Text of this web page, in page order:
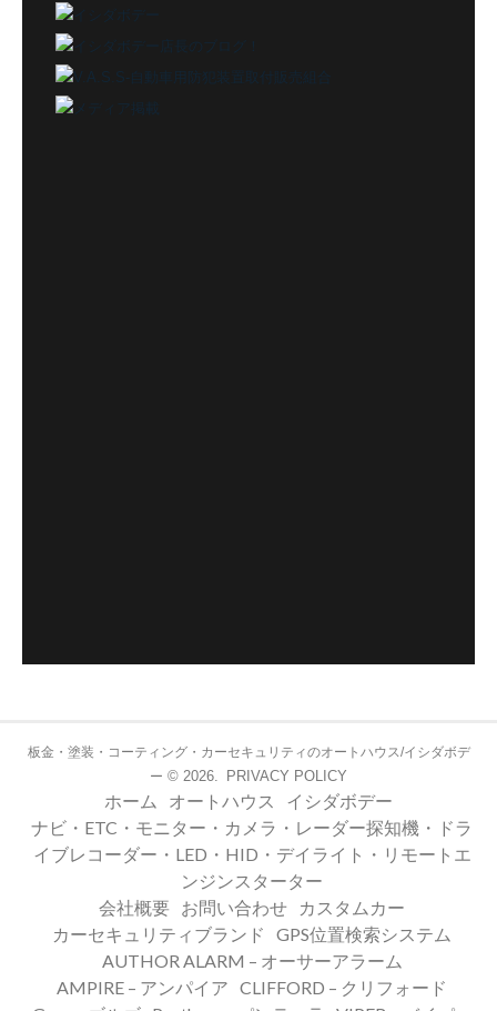
板金・塗装・コーティング・カーセキュリティのオートハウス/イシダボデ
ー © 2026. PRIVACY POLICY
ホーム オートハウス
イシダボデー
ナビ・ETC・モニター・カメラ・レーダー探知機・ドラ
イブレコーダー・LED・HID・デイライト・リモートエ
ンジンスターター
会社概要
お問い合わせ
カスタムカー
カーセキュリティブランド
GPS位置検索システム
AUTHOR ALARM – オーサーアラーム
AMPIRE – アンパイア CLIFFORD – クリフォード